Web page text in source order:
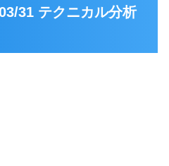
31 テクニカル分析